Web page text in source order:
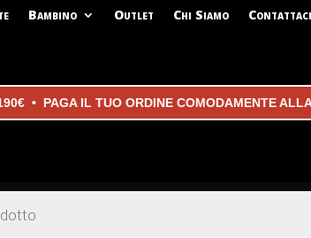
Bambino Outlet Chi Siamo Contattaci
PAGA IL TUO ORDINE COMODAMENTE ALLA